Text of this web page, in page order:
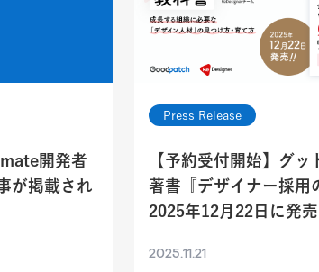
開発者
が掲載され
Press Release
【予約受付開始】グッ
著書『デザイナー採用
2025年12月22日に発売
2025.11.21